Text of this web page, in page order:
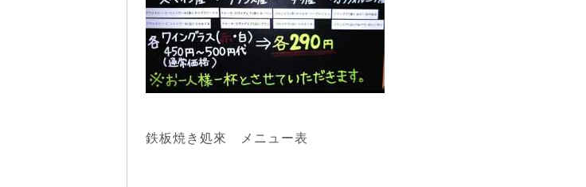
鉄板焼き処來 メニュー表